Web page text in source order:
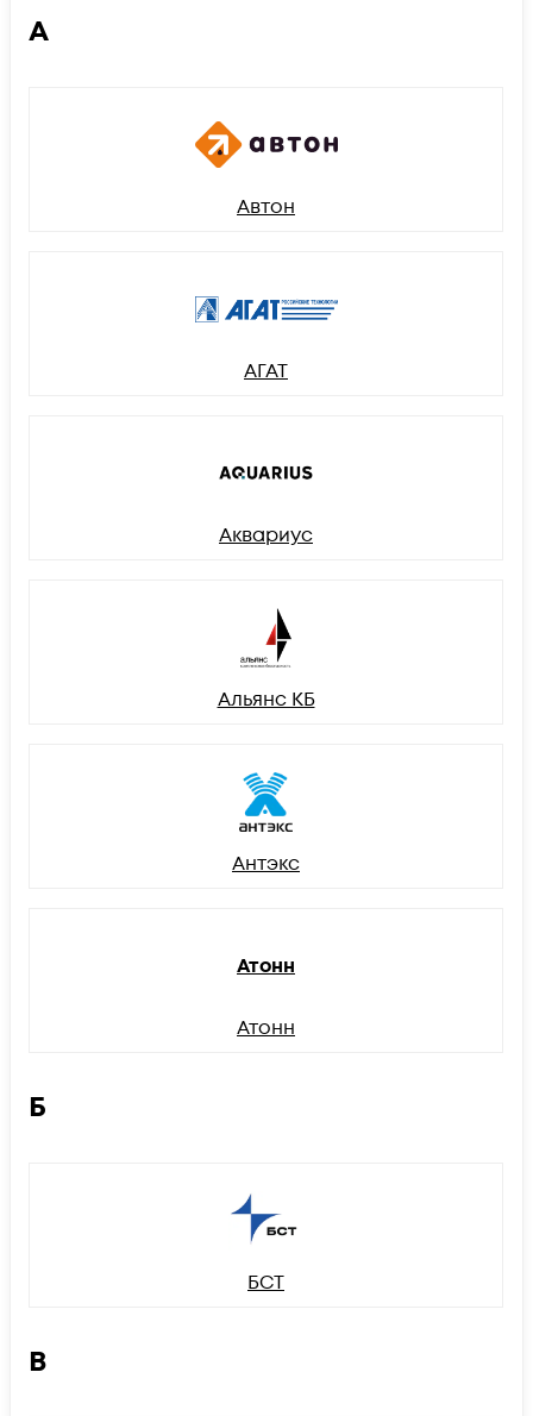
А
Автон
АГАТ
Аквариус
Альянс КБ
Антэкс
Атонн
Атонн
Б
БСТ
В